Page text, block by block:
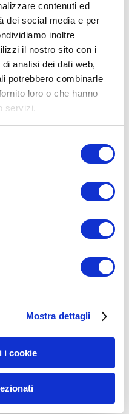
contenuti ed
dei social media e per
inoltre
il nostro sito con i
analisi dei dati web,
potrebbero combinarle
loro o che hanno
servizi.
Mostra dettagli
i cookie